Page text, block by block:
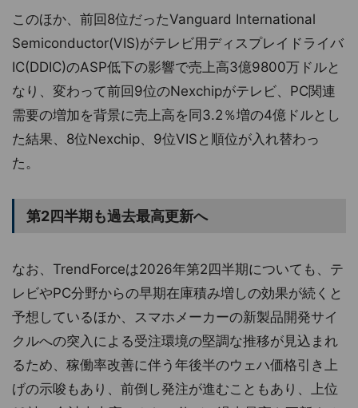
このほか、前回8位だったVanguard International
Semiconductor(VIS)がテレビ用ディスプレイドライバ
IC(DDIC)のASP低下の影響で売上高3億9800万ドルと
なり、変わって前回9位のNexchipがテレビ、PC関連
需要の増加を背景に売上高を同3.2％増の4億ドルとし
た結果、8位Nexchip、9位VISと順位が入れ替わっ
た。
第2四半期も過去最高更新へ
なお、TrendForceは2026年第2四半期についても、テ
レビやPC分野からの早期在庫積み増しの効果が続くと
予想しているほか、スマホメーカーの新製品開発サイ
クルへの突入による受注環境の堅調な推移が見込まれ
るため、稼働率改善に伴う年後半のウェハ価格引き上
げの示唆もあり、前倒し発注が進むこともあり、上位